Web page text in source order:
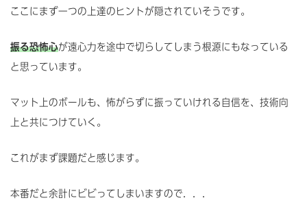
ここにまず一つの上達のヒントが隠されていそうです。
振る恐怖心が遠心力を途中で切らしてしまう根源にもなっている
と思っています。
マット上のボールも、怖がらずに振っていけれる自信を、技術向
上と共につけていく。
これがまず課題だと感じます。
本番だと余計にビビってしまいますので．．．